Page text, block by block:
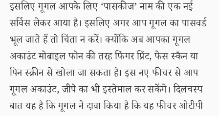
इसलिए गूगल आपके लिए ‘पासकीज’ नाम की एक नई
सर्विस लेकर आया है। इसलिए अगर आप गूगल का पासवर्ड
भूल जाते हैं तो चिंता न करें। क्योंकि अब आपका गूगल
अकाउंट मोबाइल फोन की तरह फिंगर प्रिंट, फेस स्कैन या
पिन स्क्रीन से खोला जा सकता है। इस नए फीचर से आप
गूगल अकाउंट, जीपे का भी इस्तेमाल कर सकेंगे। दिलचस्प
बात यह है कि गूगल ने दावा किया है कि यह फीचर ओटीपी